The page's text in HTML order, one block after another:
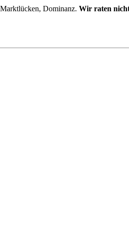
Dominanz. Wir raten
hält.Transparente Budgets,